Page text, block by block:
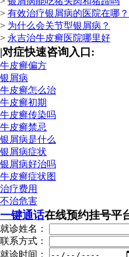
> 有效治疗银屑病的医院在哪
> 为什么会关节型银屑病？
> 永吉治牛皮癣医院哪里好
|对症快速咨询入口:
牛皮癣偏方
银屑病
牛皮癣怎么治
牛皮癣初期
牛皮癣传染吗
牛皮癣禁忌
银屑病是什么
银屑病症状
银屑病好治吗
牛皮癣症状图
治疗费用
不治危害
一键通话在线预约挂号平
就诊姓名：
联系方式：
就诊时间：